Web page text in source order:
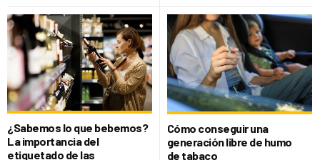
¿Sabemos lo que bebemos?
La importancia del
etiquetado de las
Cómo conseguir una
generación libre de humo
de tabaco